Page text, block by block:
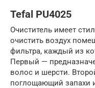
Tefal PU4025
Очиститель имеет
очистить воздух
фильтра, каждый из
Первый —
волос и шерсти.
поглощающий запахи